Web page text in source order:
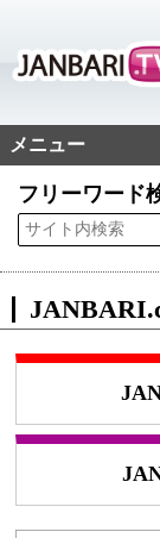
メニュー
フリーワード